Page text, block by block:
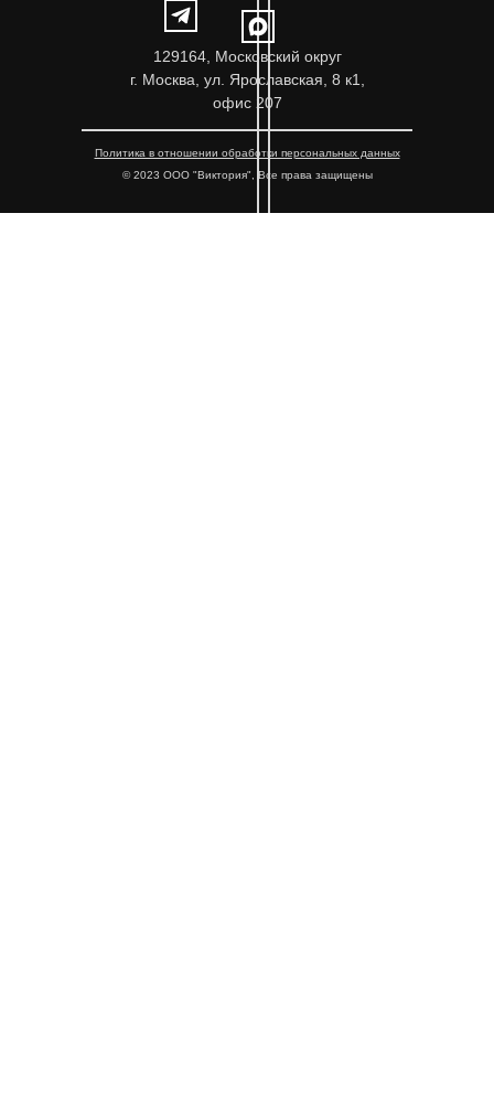
© 2023 ООО "Виктория", Все права защищены
Политика в отношении обработки персональных данных
129164, Московский округ
г. Москва, ул. Ярославская, 8 к1,
офис 207